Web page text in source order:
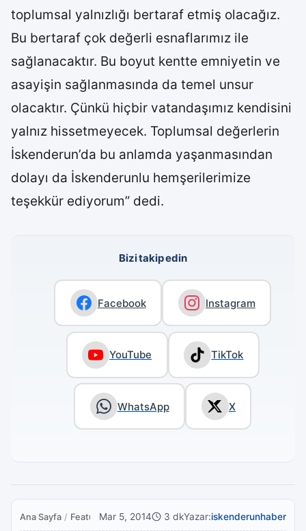
toplumsal yalnızlığı bertaraf etmiş olacağız.
Bu bertaraf çok değerli esnaflarımız ile
sağlanacaktır. Bu boyut kentte emniyetin ve
asayişin sağlanmasında da temel unsur
olacaktır. Çünkü hiçbir vatandaşımız kendisini
yalnız hissetmeyecek. Toplumsal değerlerin
İskenderun’da bu anlamda yaşanmasından
dolayı da İskenderunlu hemşerilerimize
teşekkür ediyorum” dedi.
Bizi takip edin
Facebook Instagram
YouTube TikTok
WhatsApp X
Ana Sayfa / FeaturedMar 5, 2014 3 dkYazar:iskenderunhaber